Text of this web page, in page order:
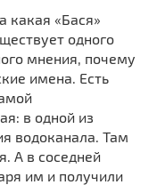
какая «Бася»
одного
мнения, почему
имена. Есть
в одной из
водоканала. Там
А в соседней
им и получили